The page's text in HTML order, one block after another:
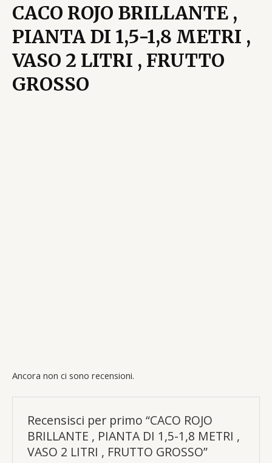
CACO ROJO BRILLANTE ,
PIANTA DI 1,5-1,8 METRI ,
VASO 2 LITRI , FRUTTO
GROSSO
Ancora non ci sono recensioni.
Recensisci per primo “CACO ROJO
BRILLANTE , PIANTA DI 1,5-1,8 METRI ,
VASO 2 LITRI , FRUTTO GROSSO”